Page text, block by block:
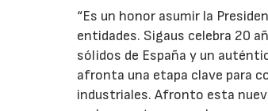
“Es un honor asumir la
entidades. Sigaus celebra 20
sólidos de España y un
afronta una etapa clave para
industriales. Afronto esta